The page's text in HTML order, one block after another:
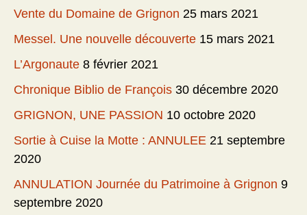
Vente du Domaine de Grignon 25 mars 2021
Messel. Une nouvelle découverte 15 mars 2021
L’Argonaute 8 février 2021
Chronique Biblio de François 30 décembre 2020
GRIGNON, UNE PASSION 10 octobre 2020
Sortie à Cuise la Motte : ANNULEE 21 septembre
2020
ANNULATION Journée du Patrimoine à Grignon 9
septembre 2020